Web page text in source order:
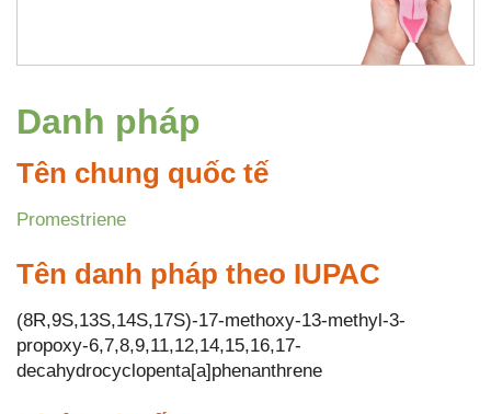
Danh pháp
Tên chung quốc tế
Promestriene
Tên danh pháp theo IUPAC
(8R,9S,13S,14S,17S)-17-methoxy-13-methyl-3-
propoxy-6,7,8,9,11,12,14,15,16,17-
decahydrocyclopenta[a]phenanthrene